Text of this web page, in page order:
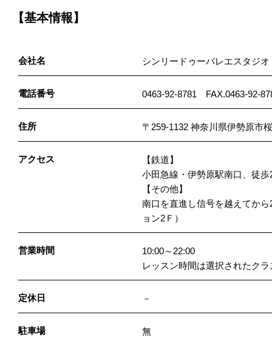
【基本情報】
会社名 シンリードゥーバレエスタジオ
電話番号 0463-92-8781 FAX.0463-92-
住所 〒259-1132 神奈川県伊勢原市
アクセス
【鉄道】
小田急線・伊勢原駅南口、徒歩
【その他】
南口を直進し信号を越えてか
ョン2Ｆ）
営業時間
10:00～22:00
レッスン時間は選択されたク
定休日 －
駐車場 無